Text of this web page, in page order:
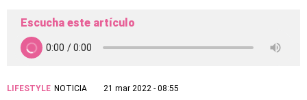
Escucha este artículo
LIFESTYLE NOTICIA
21 mar 2022 - 08:55